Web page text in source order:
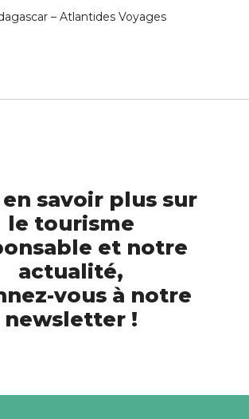
– Atlantides Voyages
savoir plus sur
le tourisme
et notre
actualité,
vous à notre
newsletter !